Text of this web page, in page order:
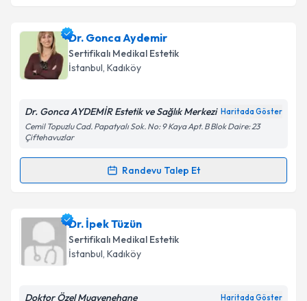
Dr. Birol Sarkut için randevu takvimi talebi oluşturun.
Size bu uzmandan randevu almanız için bir takvim
hazırlandığında e-posta ile bilgilendireceğiz.
Kişisel verilerimin işlenmesine ilişkinAydınlatma
'ni okudum ve kişisel verilerimin belirtilen
kapsamda işlenmesini kabul ediyorum.
Takvim Talebini Gönder
Dr. Gonca Aydemir
Sertifikalı Medikal Estetik
İstanbul, Kadıköy
Dr. Gonca AYDEMİR Estetik ve Sağlık Merkezi Haritada Göster
Cemil Topuzlu Cad. Papatyalı Sok. No: 9 Kaya Apt. B Blok Daire: 23
Çiftehavuzlar
Randevu Talep Et
Randevu Takvimi Talebi
Dr. Gonca Aydemiriçin randevu takvimi talebi
oluşturun. Size bu uzmandan randevu almanız için bir
takvim hazırlandığında e-posta ile bilgilendireceğiz.
Dr. İpek Tüzün
Sertifikalı Medikal Estetik
İstanbul, Kadıköy
Doktor Özel Muayenehane Haritada Göster